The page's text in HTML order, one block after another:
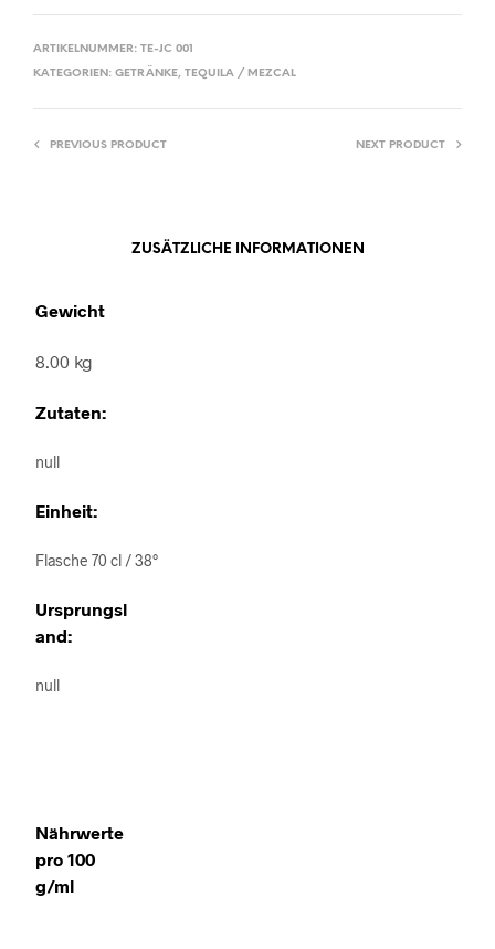
ARTIKELNUMMER: TE-JC 001
KATEGORIEN: GETRÄNKE, TEQUILA / MEZCAL
PREVIOUS PRODUCT NEXT PRODUCT
ZUSÄTZLICHE INFORMATIONEN
Gewicht
8.00 kg
Zutaten:
null
Einheit:
Flasche 70 cl / 38°
Ursprungsl
and:
null
Nährwerte
pro 100
g/ml